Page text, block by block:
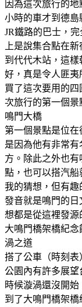
因為這次旅行的
小時的車才到德
JR鐵路的巴士，
上是說集合點在
到代代木站，這
好，真是令人匪
買了這次要用的
次旅行的第一個景
鳴門大橋
第一個景點是位
是因為他有非常
方。除此之外也
點，也可以搭汽
我的猜想，但有
發音就是鳴門的
想都是從這裡發源
大鳴門橋架橋紀念
渦之道
搭了公車（時刻表
公園內有許多展
時候漩渦還沒開
到了大鳴門橋架